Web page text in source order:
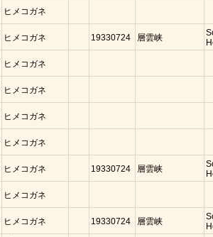
ヒメコガネ
ヒメコガネ 19330724 層雲峡
ヒメコガネ
ヒメコガネ
ヒメコガネ
ヒメコガネ
ヒメコガネ 19330724 層雲峡
ヒメコガネ
ヒメコガネ 19330724 層雲峡